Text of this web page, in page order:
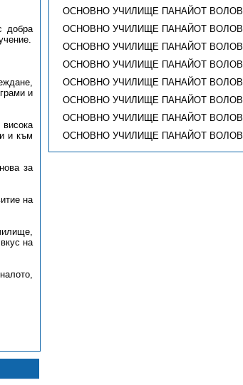
добра
и
и към
за
на
на
ОСНОВНО УЧИЛИЩЕ ПАНАЙОТ ВОЛОВ
ОСНОВНО УЧИЛИЩЕ ПАНАЙОТ ВОЛОВ
ОСНОВНО УЧИЛИЩЕ ПАНАЙОТ ВОЛОВ
ОСНОВНО УЧИЛИЩЕ ПАНАЙОТ ВОЛОВ
ОСНОВНО УЧИЛИЩЕ ПАНАЙОТ ВОЛОВ
ОСНОВНО УЧИЛИЩЕ ПАНАЙОТ ВОЛОВ
ОСНОВНО УЧИЛИЩЕ ПАНАЙОТ ВОЛОВ
ОСНОВНО УЧИЛИЩЕ ПАНАЙОТ ВОЛОВ